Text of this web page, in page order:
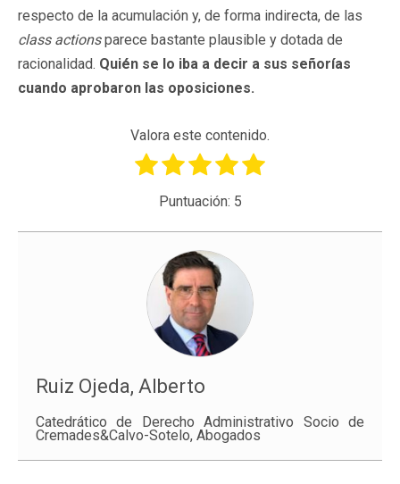
respecto de la acumulación y, de forma indirecta, de las
class actionsparece bastante plausible y dotada de
racionalidad. Quién se lo iba a decir a sus señorías
cuando aprobaron las oposiciones.
Valora este contenido.
Puntuación: 5
Ruiz Ojeda, Alberto
Catedrático de Derecho Administrativo Socio de
Cremades&Calvo-Sotelo, Abogados